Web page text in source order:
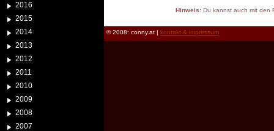
2016
2015
2014
2013
2012
2011
2010
2009
2008
2007
Hinweis:Du kannst auch mit den
© 2008: conny.at | kontakt & impressum